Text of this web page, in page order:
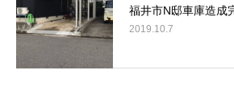
福井市N邸車庫造成
2019.10.7